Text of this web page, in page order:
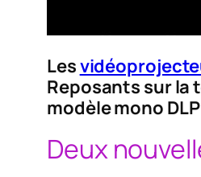
Les
Reposants sur
modèle mono
Deux